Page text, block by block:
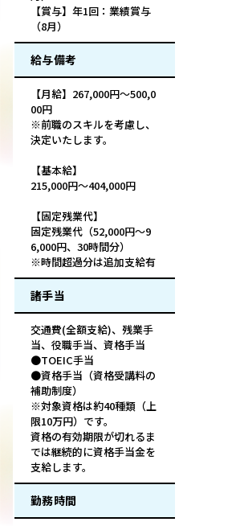
【賞与】年1回：業績賞与
（8月）
給与備考
【月給】267,000円〜500,0
00円
※前職のスキルを考慮し、
決定いたします。
【基本給】
215,000円〜404,000円
【固定残業代】
固定残業代（52,000円～9
6,000円、30時間分）
※時間超過分は追加支給有
諸手当
交通費(全額支給)、残業手
当、役職手当、資格手当
●TOEIC手当
●資格手当（資格受講料の
補助制度）
※対象資格は約40種類（上
限10万円）です。
資格の有効期限が切れるま
では継続的に資格手当金を
支給します。
勤務時間